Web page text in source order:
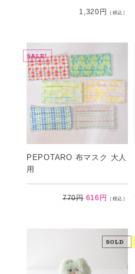
1,320円 ［税込］
PEPOTARO 布マスク 大人
用
770円616円 ［税込］